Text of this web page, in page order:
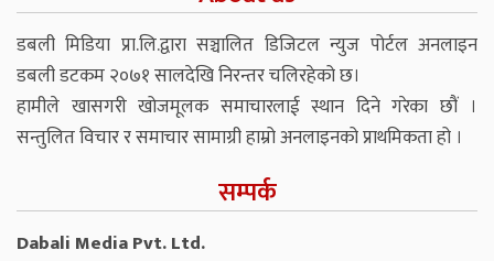
डबली मिडिया प्रा.लि.द्वारा सञ्चालित डिजिटल न्युज पोर्टल अनलाइन
डबली डटकम २०७१ सालदेखि निरन्तर चलिरहेको छ।
हामीले खासगरी खोजमूलक समाचारलाई स्थान दिने गरेका छौं ।
सन्तुलित विचार र समाचार सामाग्री हाम्रो अनलाइनको प्राथमिकता हो ।
सम्पर्क
Dabali Media Pvt. Ltd.